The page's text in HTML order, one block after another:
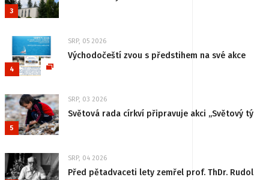
3
4
SRP, 05 2026
Východočeští zvou s předstihem na své akce
5
SRP, 03 2026
Světová rada církví připravuje akci „Světový
SRP, 04 2026
Před pětadvaceti lety zemřel prof. ThDr.